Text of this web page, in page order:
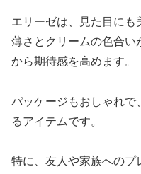
エリーゼは、見た目に
薄さとクリームの色合い
から期待感を高めます。
パッケージもおしゃれで
るアイテムです。
特に、友人や家族へのプ